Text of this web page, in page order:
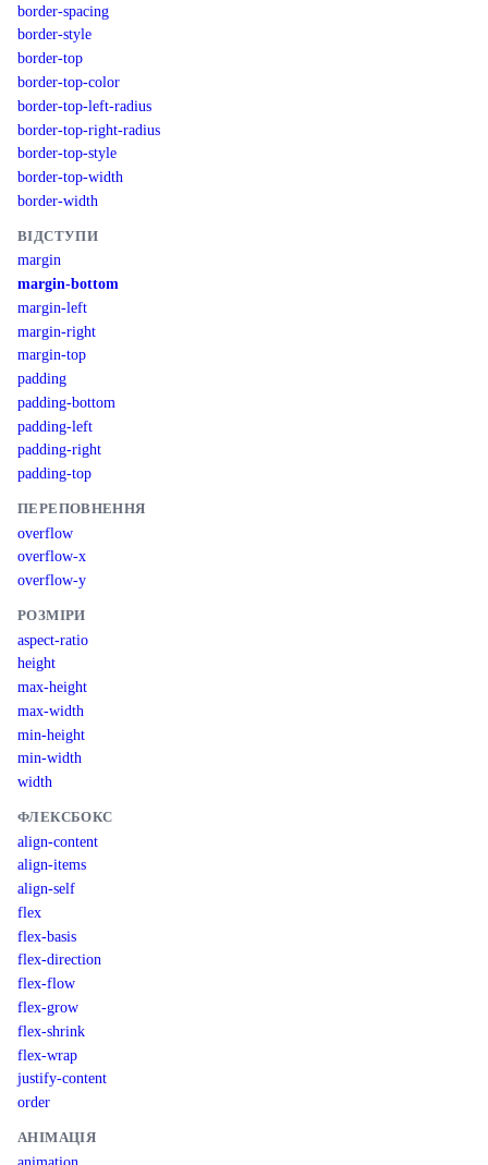
border-spacing
border-style
border-top
border-top-color
border-top-left-radius
border-top-right-radius
border-top-style
border-top-width
border-width
ВІДСТУПИ
margin
margin-bottom
margin-left
margin-right
margin-top
padding
padding-bottom
padding-left
padding-right
padding-top
ПЕРЕПОВНЕННЯ
overflow
overflow-x
overflow-y
РОЗМІРИ
aspect-ratio
height
max-height
max-width
min-height
min-width
width
ФЛЕКСБОКС
align-content
align-items
align-self
flex
flex-basis
flex-direction
flex-flow
flex-grow
flex-shrink
flex-wrap
justify-content
order
АНІМАЦІЯ
animation